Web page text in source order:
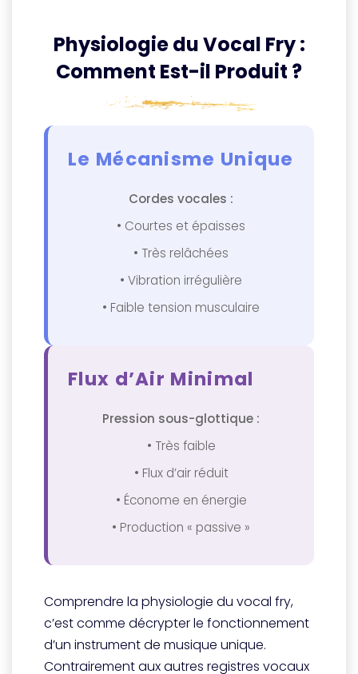
Physiologie du Vocal Fry :
Comment Est-il Produit ?
Le Mécanisme Unique
Cordes vocales :
• Courtes et épaisses
• Très relâchées
• Vibration irrégulière
• Faible tension musculaire
Flux d’Air Minimal
Pression sous-glottique :
• Très faible
• Flux d’air réduit
• Économe en énergie
• Production « passive »
Comprendre la physiologie du vocal fry,
c’est comme décrypter le fonctionnement
d’un instrument de musique unique.
Contrairement aux autres registres vocaux